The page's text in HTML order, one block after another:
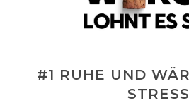
#1 RUHE UND
STRESS